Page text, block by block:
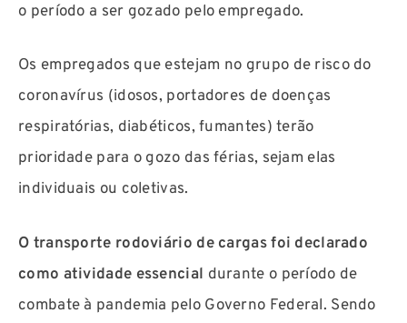
o período a ser gozado pelo empregado.
Os empregados que estejam no grupo de risco do
coronavírus (idosos, portadores de doenças
respiratórias, diabéticos, fumantes) terão
prioridade para o gozo das férias, sejam elas
individuais ou coletivas.
O transporte rodoviário de cargas foi declarado
como atividade essencial durante o período de
combate à pandemia pelo Governo Federal. Sendo